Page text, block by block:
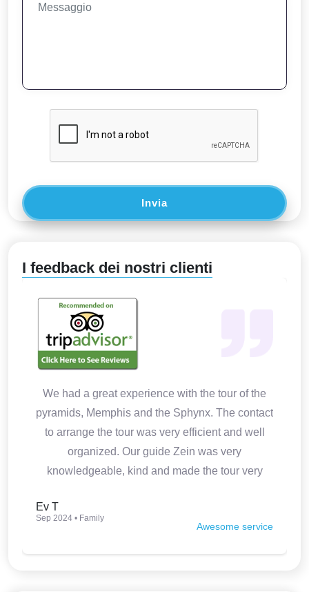
Invia
I feedback dei nostri clienti
We had a great experience with the tour of the
pyramids, Memphis and the Sphynx. The contact
to arrange the tour was very efficient and well
organized. Our guide Zein was very
knowledgeable, kind and made the tour very
Ev T
Sep 2024 • Family
Awesome service